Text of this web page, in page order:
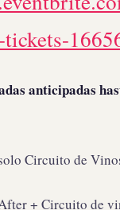
anticipadas
Circuito de
+ Circuito de